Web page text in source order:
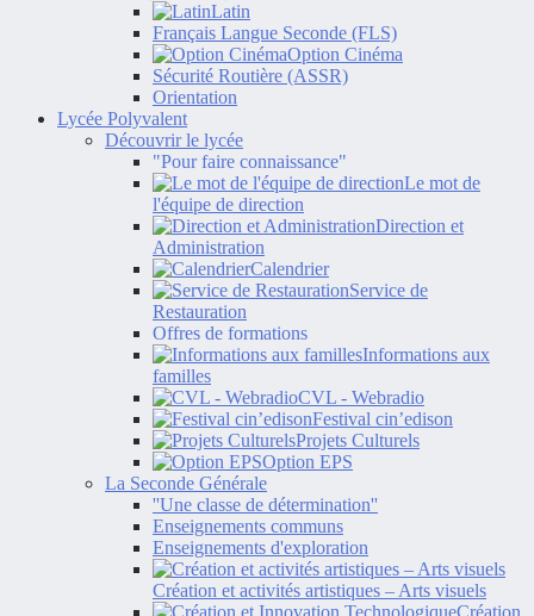
Latin
Français Langue Seconde (FLS)
Option Cinéma
Sécurité Routière (ASSR)
Orientation
Lycée Polyvalent
Découvrir le lycée
"Pour faire connaissance"
Le mot de
l'équipe de direction
Direction et
Administration
Calendrier
Service de
Restauration
Offres de formations
Informations aux
familles
CVL - Webradio
Festival cin’edison
Projets Culturels
Option EPS
La Seconde Générale
''Une classe de détermination''
Enseignements communs
Enseignements d'exploration
Création et activités artistiques – Arts visuels